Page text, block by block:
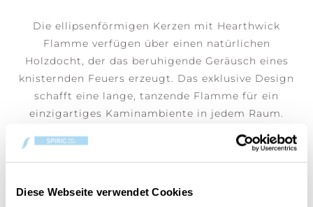
Diese Webseite verwendet Cookies
Die ellipsenförmigen Kerzen mit Hearthwick
Flamme verfügen über einen natürlichen
Holzdocht, der das beruhigende Geräusch eines
knisternden Feuers erzeugt. Das exklusive Design
schafft eine lange, tanzende Flamme für ein
einzigartiges Kaminambiente in jedem Raum.